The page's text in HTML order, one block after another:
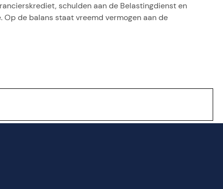
schulden aan de Belastingdienst en
de balans staat vreemd vermogen aan de